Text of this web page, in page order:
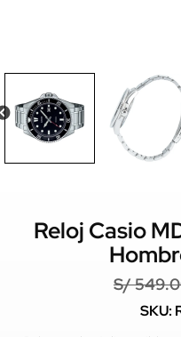
Reloj Casio
S/
SKU: